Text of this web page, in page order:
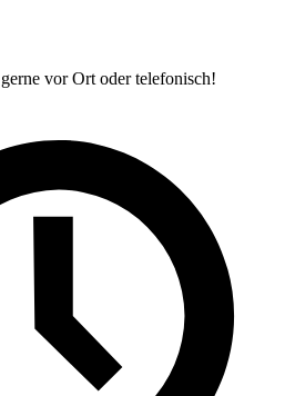
vor Ort oder telefonisch!